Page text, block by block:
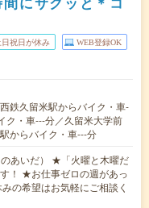
日祝日が休み WEB登録OK
鉄久留米駅からバイク・車-
ク・車---分／久留米大学前
からバイク・車---分
あいだ） ★「火曜と木曜だ
！ ★お仕事ゼロの週があっ
の希望はお気軽にご相談く